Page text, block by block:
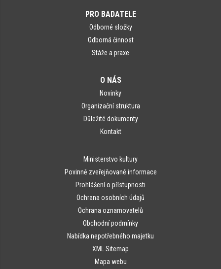
PRO BADATELE
Odborné složky
Odborná činnost
Stáže a praxe
O NÁS
Novinky
Organizační struktura
Důležité dokumenty
Kontakt
Ministerstvo kultury
Povinně zveřejňované informace
Prohlášení o přístupnosti
Ochrana osobních údajů
Ochrana oznamovatelů
Obchodní podmínky
Nabídka nepotřebného majetku
XML Sitemap
Mapa webu